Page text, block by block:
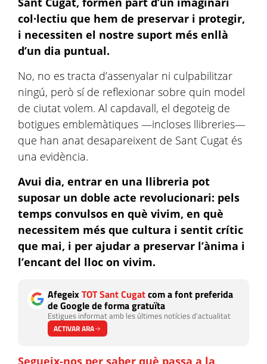
col·lectiu que hem de preservar i protegir,
i necessiten el nostre suport més enllà
d’un dia puntual.
No, no es tracta d’assenyalar ni culpabilitzar
ningú, però sí de reflexionar sobre quin model
de ciutat volem. Al capdavall, el degoteig de
botigues emblemàtiques —incloses llibreries—
que han anat desapareixent de Sant Cugat és
una evidència.
Avui dia, entrar en una llibreria pot
suposar un doble acte revolucionari: pels
temps convulsos en què vivim, en què
necessitem més que cultura i sentit crític
que mai, i per ajudar a preservar l’ànima i
l’encant del lloc on vivim.
AfegeixTOT Sant Cugatcom a font preferida
de Google de forma gratuïta
Estigues informat amb les últimes notícies d'actualitat
ACTIVAR ARA
Segueix-nos per saber què passa a la